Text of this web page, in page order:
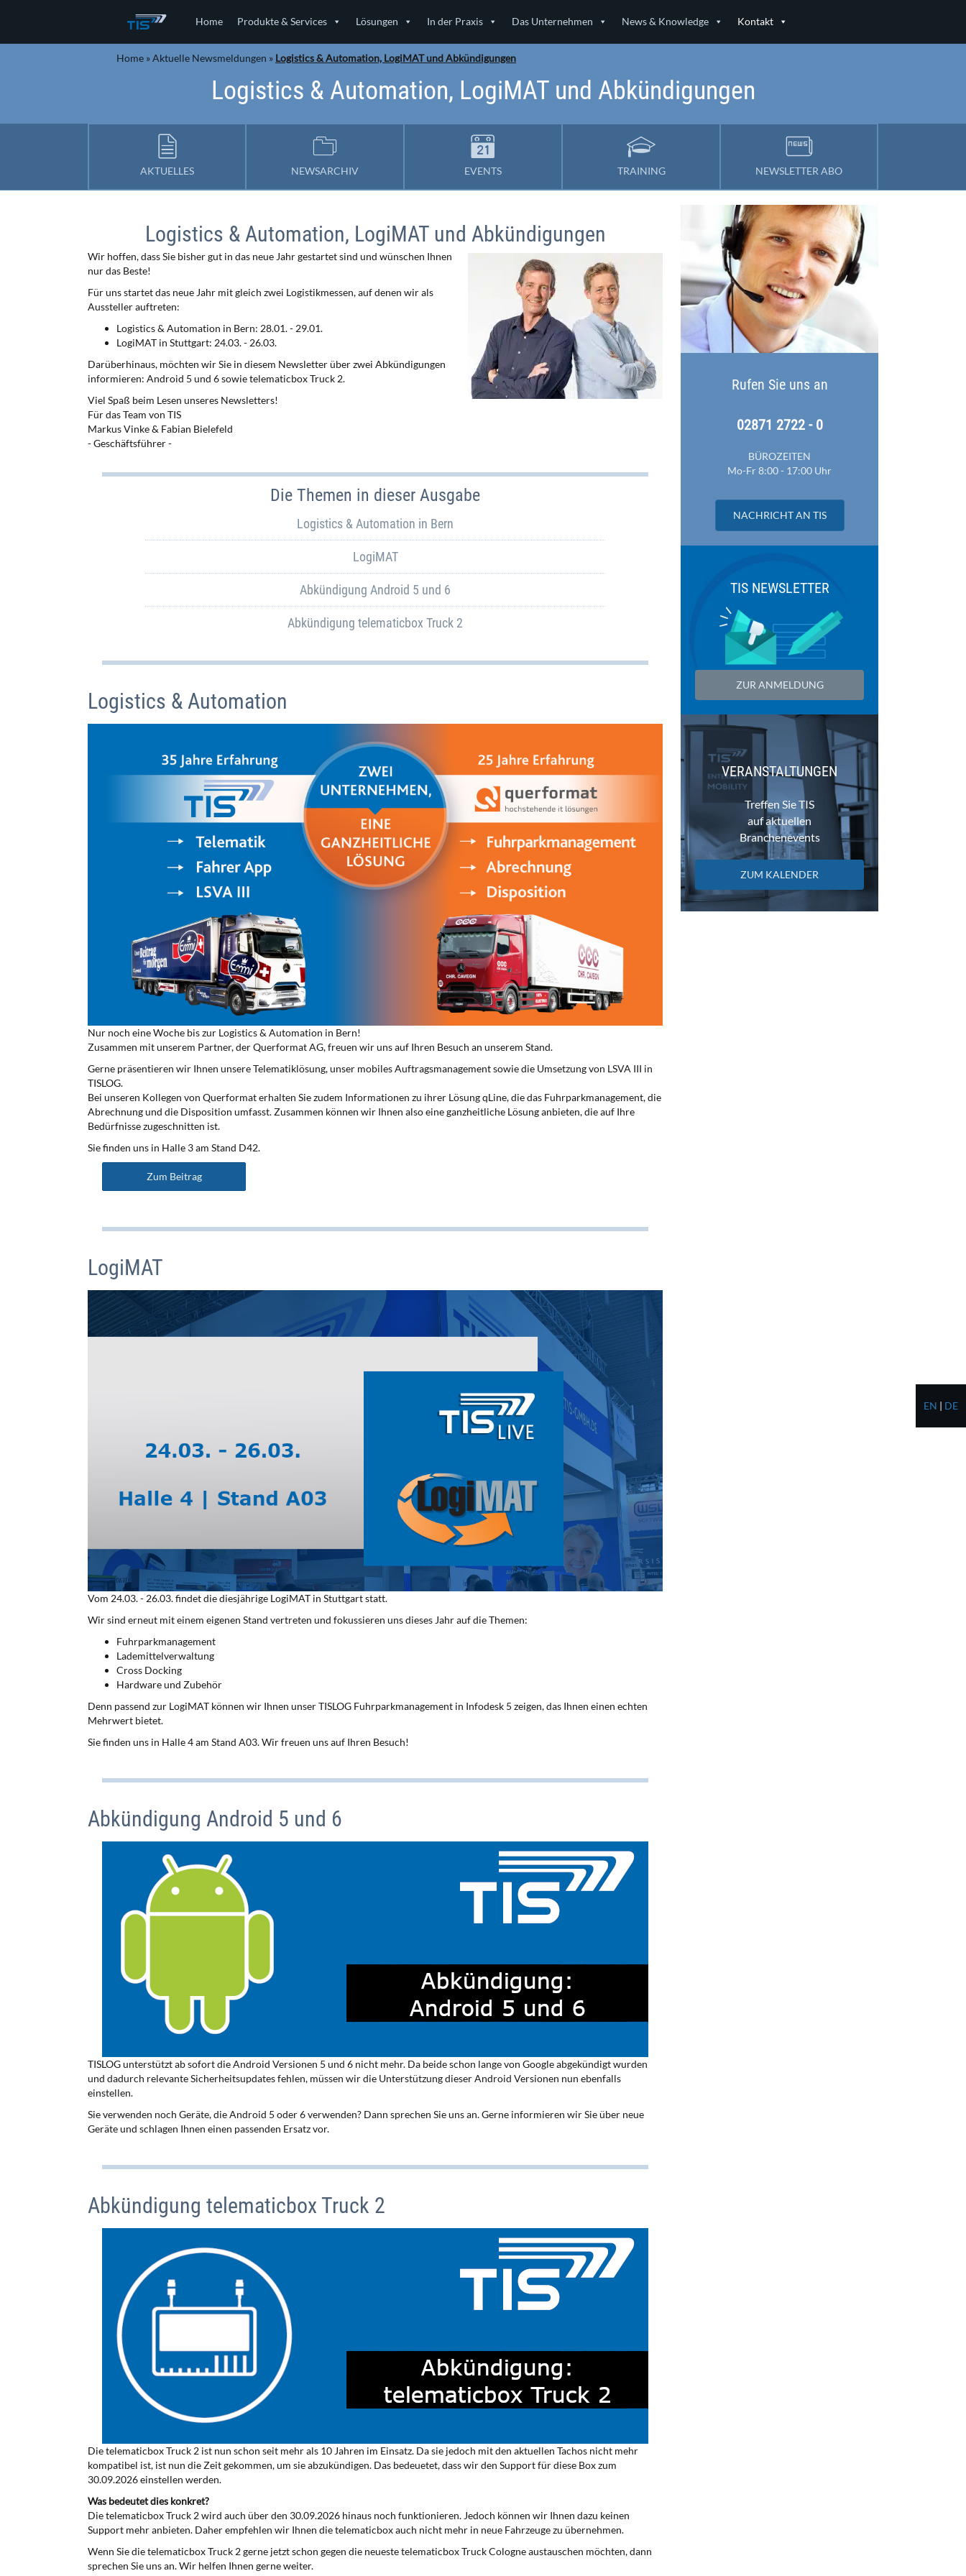
Home Produkte & Services Lösungen In der Praxis Das Unternehmen News & Knowledge Kontakt
Home »Aktuelle Newsmeldungen » Logistics & Automation, LogiMAT und Abkündigungen
Logistics & Automation, LogiMAT und Abkündigungen
AKTUELLES NEWSARCHIV EVENTS TRAINING NEWSLETTER ABO
Logistics & Automation, LogiMAT und Abkündigungen
Wir hoffen, dass Sie bisher gut in das neue Jahr gestartet sind und wünschen Ihnen
nur das Beste!
Für uns startet das neue Jahr mit gleich zwei Logistikmessen, auf denen wir als
Aussteller auftreten:
Logistics & Automation in Bern: 28.01. - 29.01.
LogiMAT in Stuttgart: 24.03. - 26.03.
Darüberhinaus, möchten wir Sie in diesem Newsletter über zwei Abkündigungen
informieren: Android 5 und 6 sowie telematicbox Truck 2.
Viel Spaß beim Lesen unseres Newsletters!
Für das Team von TIS
Markus Vinke & Fabian Bielefeld
- Geschäftsführer -
Die Themen in dieser Ausgabe
Logistics & Automation in Bern
LogiMAT
Abkündigung Android 5 und 6
Abkündigung telematicbox Truck 2
Logistics & Automation
Nur noch eine Woche bis zur Logistics & Automation in Bern!
Zusammen mit unserem Partner, der Querformat AG, freuen wir uns auf Ihren Besuch an unserem Stand.
Gerne präsentieren wir Ihnen unsere Telematiklösung, unser mobiles Auftragsmanagement sowie die Umsetzung von LSVA III in
TISLOG.
Bei unseren Kollegen von Querformat erhalten Sie zudem Informationen zu ihrer Lösung qLine, die das Fuhrparkmanagement, die
Abrechnung und die Disposition umfasst. Zusammen können wir Ihnen also eine ganzheitliche Lösung anbieten, die auf Ihre
Bedürfnisse zugeschnitten ist.
Sie finden uns in Halle 3 am Stand D42.
Zum Beitrag
LogiMAT
Vom 24.03. - 26.03. findet die diesjährige LogiMAT in Stuttgart statt.
Wir sind erneut mit einem eigenen Stand vertreten und fokussieren uns dieses Jahr auf die Themen:
Fuhrparkmanagement
Lademittelverwaltung
Cross Docking
Hardware und Zubehör
Denn passend zur LogiMAT können wir Ihnen unser TISLOG Fuhrparkmanagement in Infodesk 5 zeigen, das Ihnen einen echten
Mehrwert bietet.
Sie finden uns in Halle 4 am Stand A03. Wir freuen uns auf Ihren Besuch!
Abkündigung Android 5 und 6
TISLOG unterstützt ab sofort die Android Versionen 5 und 6 nicht mehr. Da beide schon lange von Google abgekündigt wurden
und dadurch relevante Sicherheitsupdates fehlen, müssen wir die Unterstützung dieser Android Versionen nun ebenfalls
einstellen.
Sie verwenden noch Geräte, die Android 5 oder 6 verwenden? Dann sprechen Sie uns an. Gerne informieren wir Sie über neue
Geräte und schlagen Ihnen einen passenden Ersatz vor.
Abkündigung telematicbox Truck 2
Die telematicbox Truck 2 ist nun schon seit mehr als 10 Jahren im Einsatz. Da sie jedoch mit den aktuellen Tachos nicht mehr
kompatibel ist, ist nun die Zeit gekommen, um sie abzukündigen. Das bedeuetet, dass wir den Support für diese Box zum
30.09.2026 einstellen werden.
Was bedeutet dies konkret?
Die telematicbox Truck 2 wird auch über den 30.09.2026 hinaus noch funktionieren. Jedoch können wir Ihnen dazu keinen
Support mehr anbieten. Daher empfehlen wir Ihnen die telematicbox auch nicht mehr in neue Fahrzeuge zu übernehmen.
Wenn Sie die telematicbox Truck 2 gerne jetzt schon gegen die neueste telematicbox Truck Cologne austauschen möchten, dann
sprechen Sie uns an. Wir helfen Ihnen gerne weiter.
Rufen Sie uns an
02871 2722 - 0
BÜROZEITEN
Mo-Fr 8:00 - 17:00 Uhr
NACHRICHT AN TIS
TIS NEWSLETTER
ZUR ANMELDUNG
VERANSTALTUNGEN
Treffen Sie TIS
auf aktuellen
Branchenevents
ZUM KALENDER
EN | DE